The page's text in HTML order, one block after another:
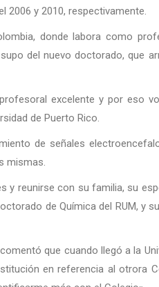
2006 y 2010, respectivamente.
donde labora como
del nuevo doctorado, que
excelente y por eso
de Puerto Rico.
de señales
mismas.
y reunirse con su familia, su
de Química del RUM, y
que cuando llegó a la
en referencia al otrora